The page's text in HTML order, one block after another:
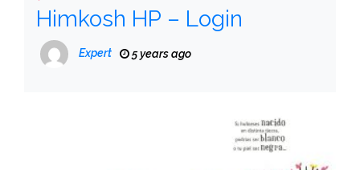
Himkosh HP – Login
Expert 5 years ago